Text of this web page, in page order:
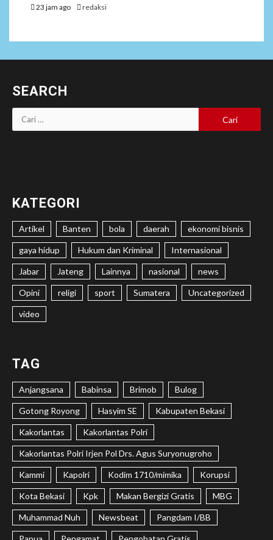
23 jam ago redaksi
SEARCH
Cari
untuk:
KATEGORI
Artikel Banten bola daerah ekonomi bisnis
gaya hidup Hukum dan Kriminal Internasional
Jabar Jateng Lainnya nasional news
Opini religi sport Sumatera Uncategorized
video
TAG
Anjangsana Babinsa Brimob Bulog
Gotong Royong Hasyim SE Kabupaten Bekasi
Kakorlantas Kakorlantas Polri
Kakorlantas Polri Irjen Pol Drs. Agus Suryonugroho
Kammi Kapolri Kodim 1710/mimika Korupsi
Kota Bekasi Kpk Makan Bergizi Gratis MBG
Muhammad Nuh Newsbeat Pangdam I/BB